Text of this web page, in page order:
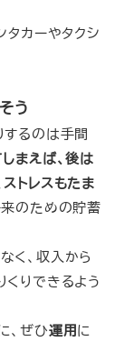
タカーやタクシ
う
するのは手間
まえば、後は
トレスもたま
来のための貯蓄
く、収入から
りできるよう
、ぜひ運用 に